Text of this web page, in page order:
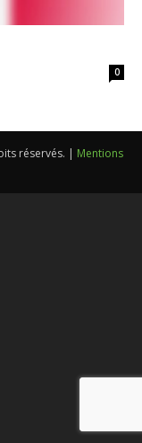
0
réservés. | Mentions